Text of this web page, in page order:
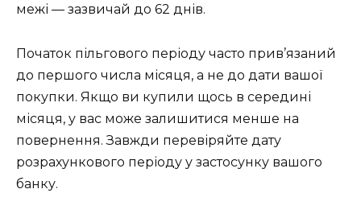
межі — зазвичай до 62 днів.
Початок пільгового періоду часто прив’язаний
до першого числа місяця, а не до дати вашої
покупки. Якщо ви купили щось в середині
місяця, у вас може залишитися менше на
повернення. Завжди перевіряйте дату
розрахункового періоду у застосунку вашого
банку.